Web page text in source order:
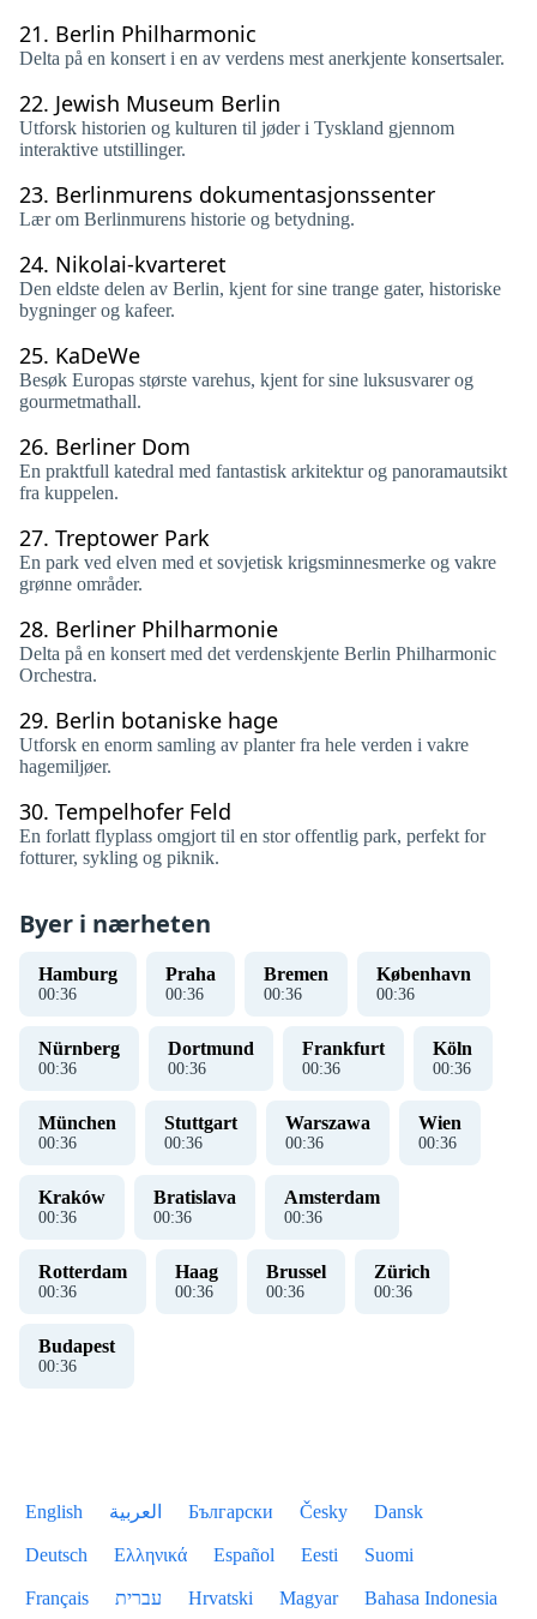
21. Berlin Philharmonic
Delta på en konsert i en av verdens mest anerkjente konsertsaler.
22. Jewish Museum Berlin
Utforsk historien og kulturen til jøder i Tyskland gjennom
interaktive utstillinger.
23. Berlinmurens dokumentasjonssenter
Lær om Berlinmurens historie og betydning.
24. Nikolai-kvarteret
Den eldste delen av Berlin, kjent for sine trange gater, historiske
bygninger og kafeer.
25. KaDeWe
Besøk Europas største varehus, kjent for sine luksusvarer og
gourmetmathall.
26. Berliner Dom
En praktfull katedral med fantastisk arkitektur og panoramautsikt
fra kuppelen.
27. Treptower Park
En park ved elven med et sovjetisk krigsminnesmerke og vakre
grønne områder.
28. Berliner Philharmonie
Delta på en konsert med det verdenskjente Berlin Philharmonic
Orchestra.
29. Berlin botaniske hage
Utforsk en enorm samling av planter fra hele verden i vakre
hagemiljøer.
30. Tempelhofer Feld
En forlatt flyplass omgjort til en stor offentlig park, perfekt for
fotturer, sykling og piknik.
Byer i nærheten
Hamburg
00:36
Praha
00:36
Bremen
00:36
København
00:36
Nürnberg
00:36
Dortmund
00:36
Frankfurt
00:36
Köln
00:36
München
00:36
Stuttgart
00:36
Warszawa
00:36
Wien
00:36
Kraków
00:36
Bratislava
00:36
Amsterdam
00:36
Rotterdam
00:36
Haag
00:36
Brussel
00:36
Zürich
00:36
Budapest
00:36
English العربية Български Česky Dansk
Deutsch Ελληνικά Español Eesti Suomi
Français עברית Hrvatski Magyar Bahasa Indonesia